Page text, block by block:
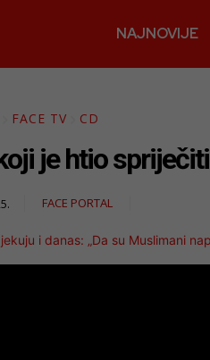
NAJNOVIJE
FACE TV CD
je htio
FACE PORTAL
i danas: „Da su Muslimani